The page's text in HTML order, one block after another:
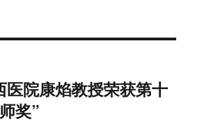
医院康焰教授荣获第十
奖”